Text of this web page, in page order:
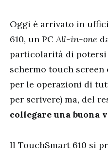
Oggi è arrivato in
610, un PCAll-in-one
particolarità di potersi
schermo touch screen
per le operazioni di
per scrivere) ma, del
collegare una buona
Il TouchSmart 610 si